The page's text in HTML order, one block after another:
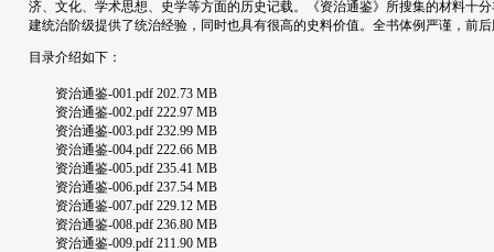
济、文化、学术思想、史学等方面的历史记载。《资治通鉴》所搜集的材料十
建统治阶级提供了统治经验，同时也具有很高的史料价值。全书体例严谨，前
目录介绍如下：
资治通鉴-001.pdf 202.73 MB
资治通鉴-002.pdf 222.97 MB
资治通鉴-003.pdf 232.99 MB
资治通鉴-004.pdf 222.66 MB
资治通鉴-005.pdf 235.41 MB
资治通鉴-006.pdf 237.54 MB
资治通鉴-007.pdf 229.12 MB
资治通鉴-008.pdf 236.80 MB
资治通鉴-009.pdf 211.90 MB